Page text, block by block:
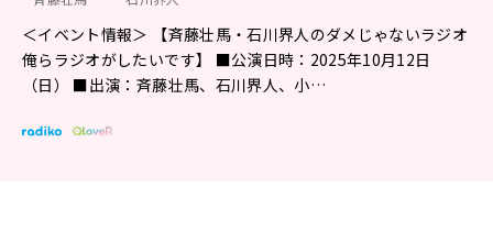
＜イベント情報＞ 【斉藤壮馬・石川界人のダメじゃないラジオ
俺らラジオがしたいです】 ■公演日時：2025年10月12日
（日） ■出演：斉藤壮馬、石川界人、小…